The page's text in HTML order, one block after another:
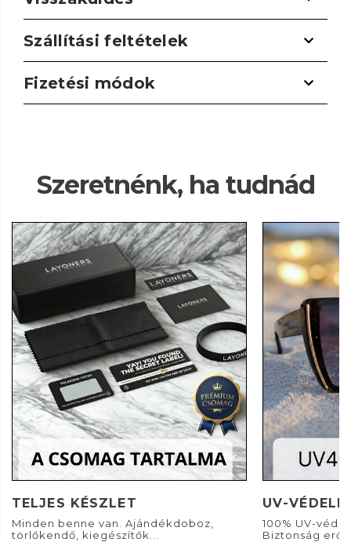
Szállítási feltételek
Fizetési módok
Szeretnénk, ha tudnád
TELJES KÉSZLET
Minden benne van. Ajándékdoboz,
törlőkendő, kiegészítők...
UV-
100% UV-
Biztonság